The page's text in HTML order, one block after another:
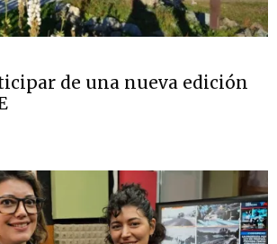
de una nueva edición